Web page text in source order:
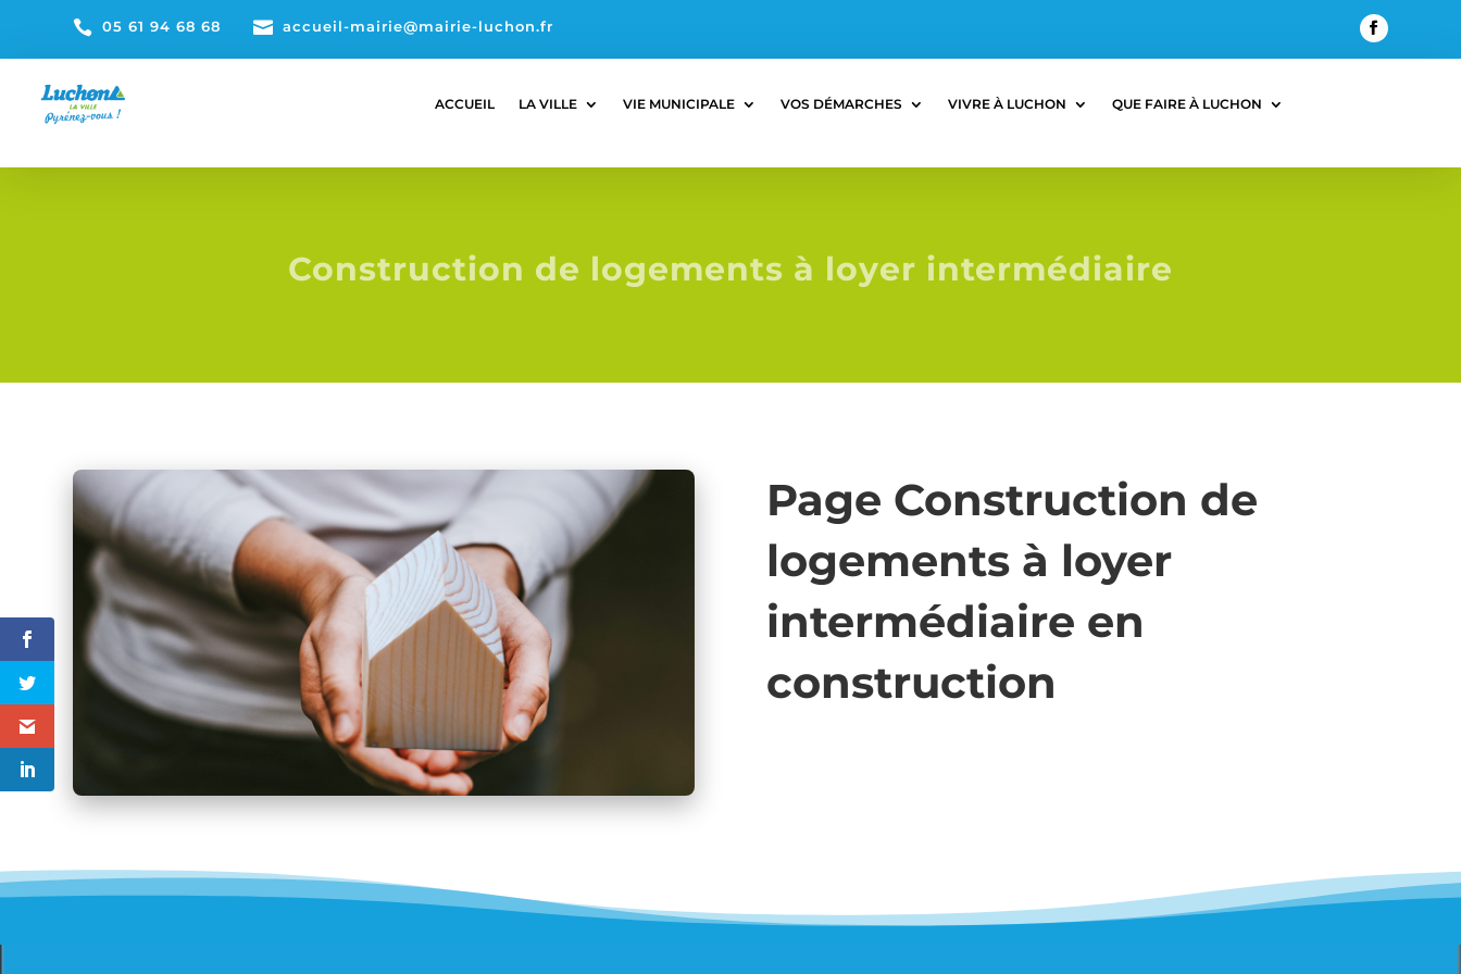
 05 61 94 68 68  accueil-mairie@mairie-luchon.fr
ACCUEIL LA VILLE VIE MUNICIPALE VOS DÉMARCHES VIVRE À LUCHON QUE FAIRE À LUCHON
Construction de logements à loyer intermédiaire
Page Construction de
logements à loyer
intermédiaire en
construction